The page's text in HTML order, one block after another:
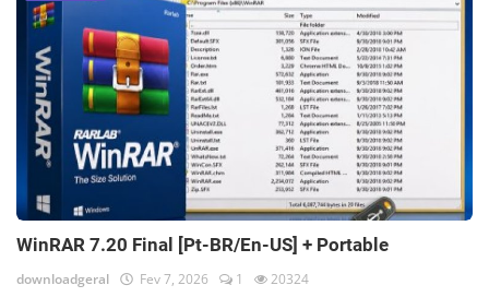
WinRAR 7.20 Final [Pt-BR/En-US] + Portable
downloadgeral Fev 7, 2026 1 20324